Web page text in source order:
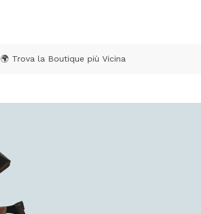
🌍 Trova la Boutique più Vicina